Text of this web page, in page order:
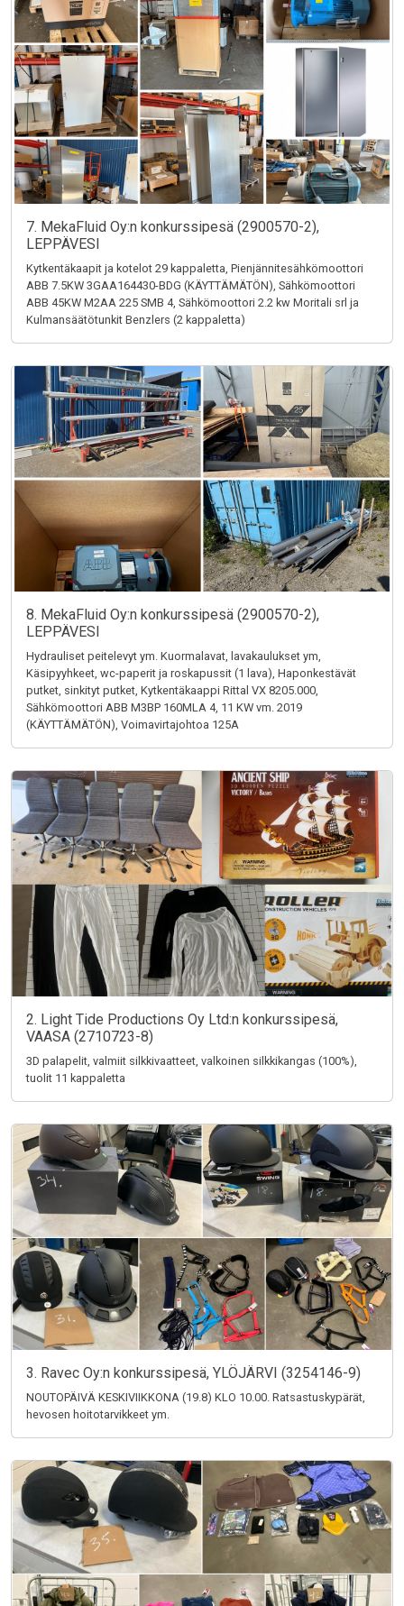
7. MekaFluid Oy:n konkurssipesä (2900570-2),
LEPPÄVESI
Kytkentäkaapit ja kotelot 29 kappaletta, Pienjännitesähkömoottori
ABB 7.5KW 3GAA164430-BDG (KÄYTTÄMÄTÖN), Sähkömoottori
ABB 45KW M2AA 225 SMB 4, Sähkömoottori 2.2 kw Moritali srl ja
Kulmansäätötunkit Benzlers (2 kappaletta)
8. MekaFluid Oy:n konkurssipesä (2900570-2),
LEPPÄVESI
Hydrauliset peitelevyt ym. Kuormalavat, lavakaulukset ym,
Käsipyyhkeet, wc-paperit ja roskapussit (1 lava), Haponkestävät
putket, sinkityt putket, Kytkentäkaappi Rittal VX 8205.000,
Sähkömoottori ABB M3BP 160MLA 4, 11 KW vm. 2019
(KÄYTTÄMÄTÖN), Voimavirtajohtoa 125A
2. Light Tide Productions Oy Ltd:n konkurssipesä,
VAASA (2710723-8)
3D palapelit, valmiit silkkivaatteet, valkoinen silkkikangas (100%),
tuolit 11 kappaletta
3. Ravec Oy:n konkurssipesä, YLÖJÄRVI (3254146-9)
NOUTOPÄIVÄ KESKIVIIKKONA (19.8) KLO 10.00. Ratsastuskypärät,
hevosen hoitotarvikkeet ym.